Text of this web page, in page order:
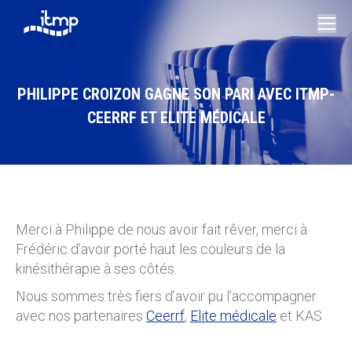
PHILIPPE CROIZON GAGNE SON PARI AVEC ITMP-
CEERRF ET ELITE MÉDICALE
Vous êtes ici :
Merci à Philippe de nous avoir fait rêver, merci à
Frédéric d’avoir porté haut les couleurs de la
kinésithérapie à ses côtés.
Nous sommes très fiers d’avoir pu l’accompagner
avec nos partenaires Ceerrf, Elite médicale et KAS